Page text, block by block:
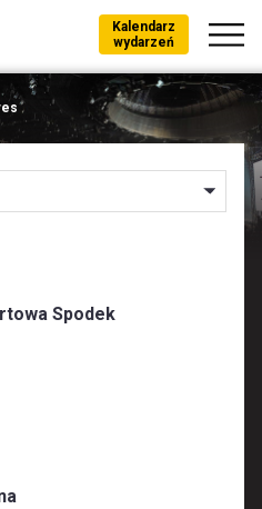
Kalendarz
wydarzeń
Spodek